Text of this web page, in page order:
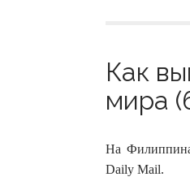
Как
мира
На
Daily Mail.